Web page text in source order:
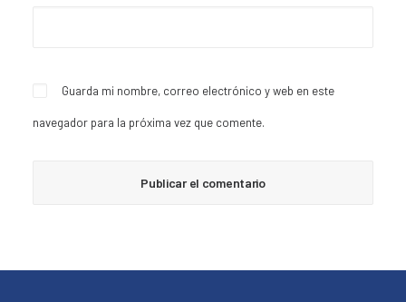
Guarda mi nombre, correo electrónico y web en este
navegador para la próxima vez que comente.